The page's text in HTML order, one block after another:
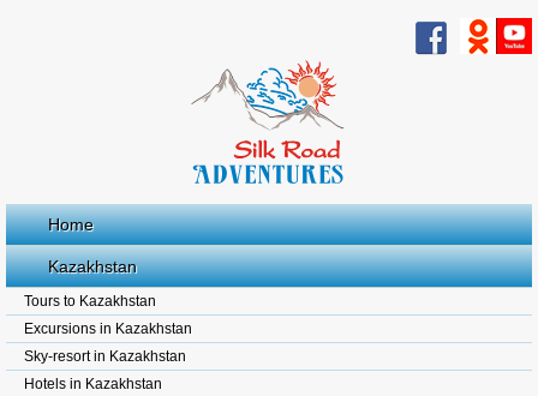
Home
Kazakhstan
Tours to Kazakhstan
Excursions in Kazakhstan
Sky-resort in Kazakhstan
Hotels in Kazakhstan